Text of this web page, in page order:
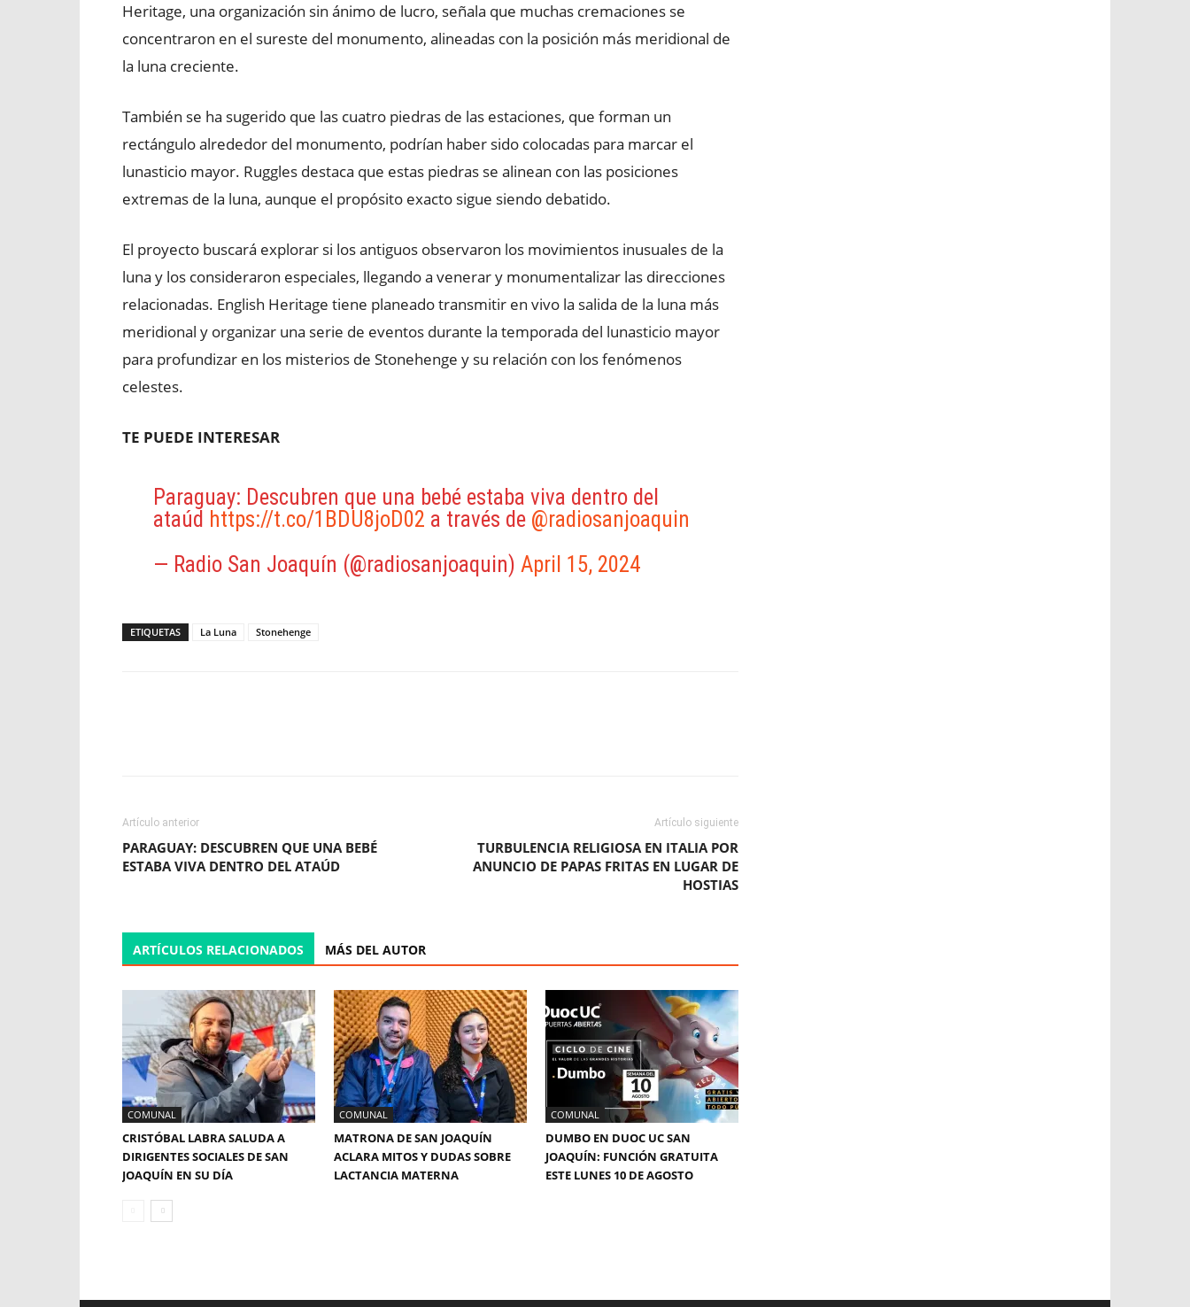
Heritage, una organización sin ánimo de lucro, señala que muchas cremaciones se
concentraron en el sureste del monumento, alineadas con la posición más meridional de
la luna creciente.
También se ha sugerido que las cuatro piedras de las estaciones, que forman un
rectángulo alrededor del monumento, podrían haber sido colocadas para marcar el
lunasticio mayor. Ruggles destaca que estas piedras se alinean con las posiciones
extremas de la luna, aunque el propósito exacto sigue siendo debatido.
El proyecto buscará explorar si los antiguos observaron los movimientos inusuales de la
luna y los consideraron especiales, llegando a venerar y monumentalizar las direcciones
relacionadas. English Heritage tiene planeado transmitir en vivo la salida de la luna más
meridional y organizar una serie de eventos durante la temporada del lunasticio mayor
para profundizar en los misterios de Stonehenge y su relación con los fenómenos
celestes.
TE PUEDE INTERESAR
Paraguay: Descubren que una bebé estaba viva dentro del
ataúd https://t.co/1BDU8joD02 a través de @radiosanjoaquin
— Radio San Joaquín (@radiosanjoaquin) April 15, 2024
ETIQUETAS La Luna Stonehenge
Artículo anterior
PARAGUAY: DESCUBREN QUE UNA BEBÉ
ESTABA VIVA DENTRO DEL ATAÚD
Artículo siguiente
TURBULENCIA RELIGIOSA EN ITALIA POR
ANUNCIO DE PAPAS FRITAS EN LUGAR DE
HOSTIAS
ARTÍCULOS RELACIONADOS MÁS DEL AUTOR
COMUNAL
CRISTÓBAL LABRA SALUDA A
DIRIGENTES SOCIALES DE SAN
JOAQUÍN EN SU DÍA
COMUNAL
MATRONA DE SAN JOAQUÍN
ACLARA MITOS Y DUDAS SOBRE
LACTANCIA MATERNA
COMUNAL
DUMBO EN DUOC UC SAN
JOAQUÍN: FUNCIÓN GRATUITA
ESTE LUNES 10 DE AGOSTO